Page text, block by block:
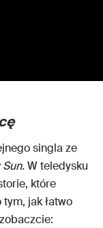
singla ze
Sun.W teledysku
które
jak łatwo